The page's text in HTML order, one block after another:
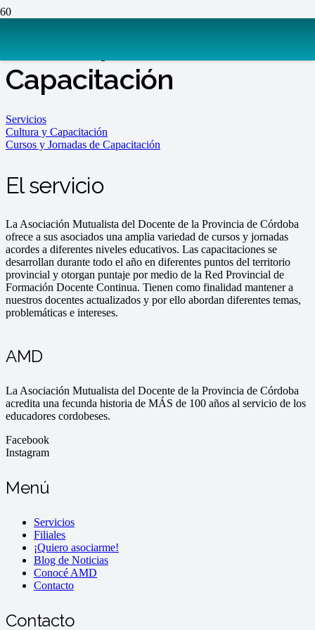
Cursos y Jornadas de
Capacitación
Servicios
Cultura y Capacitación
Cursos y Jornadas de Capacitación
El servicio
La Asociación Mutualista del Docente de la Provincia de Córdoba
ofrece a sus asociados una amplia variedad de cursos y jornadas
acordes a diferentes niveles educativos. Las capacitaciones se
desarrollan durante todo el año en diferentes puntos del territorio
provincial y otorgan puntaje por medio de la Red Provincial de
Formación Docente Continua. Tienen como finalidad mantener a
nuestros docentes actualizados y por ello abordan diferentes temas,
problemáticas e intereses.
AMD
La Asociación Mutualista del Docente de la Provincia de Córdoba
acredita una fecunda historia de MÁS de 100 años al servicio de los
educadores cordobeses.
Facebook
Instagram
Menú
Servicios
Filiales
¡Quiero asociarme!
Blog de Noticias
Conocé AMD
Contacto
Contacto